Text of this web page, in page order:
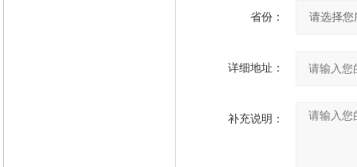
省份：
详细地址：
补充说明：